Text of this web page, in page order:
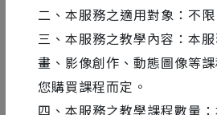
二、本服務之適用對象：不限
三、本服務之教學內容：本
畫、影像創作、動態圖像等
您購買課程而定。
四、本服務之教學課程數量
課程簡介 課程章節